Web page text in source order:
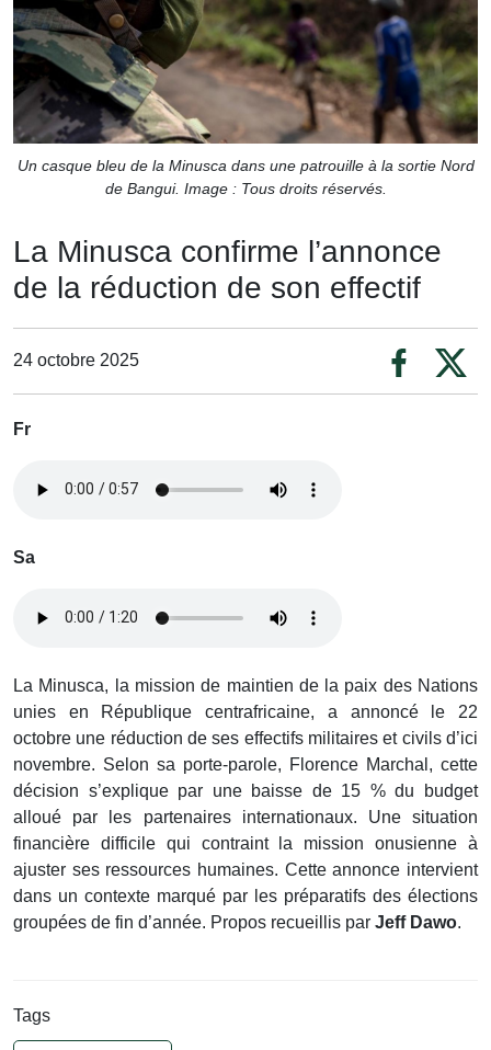
Un casque bleu de la Minusca dans une patrouille à la sortie Nord
de Bangui. Image : Tous droits réservés.
La Minusca confirme l’annonce
de la réduction de son effectif
24 octobre 2025
Fr
Sa
La Minusca, la mission de maintien de la paix des Nations
unies en République centrafricaine, a annoncé le 22
octobre une réduction de ses effectifs militaires et civils d’ici
novembre. Selon sa porte-parole, Florence Marchal, cette
décision s’explique par une baisse de 15 % du budget
alloué par les partenaires internationaux. Une situation
financière difficile qui contraint la mission onusienne à
ajuster ses ressources humaines. Cette annonce intervient
dans un contexte marqué par les préparatifs des élections
groupées de fin d’année. Propos recueillis par Jeff Dawo.
Tags